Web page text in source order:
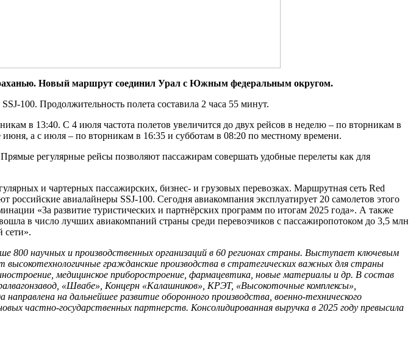
Новый маршрут соединил Урал с Южным федеральным округом.
100. Продолжительность полета составила 2 часа 55 минут.
в 13:40. С 4 июля частота полетов увеличится до двух рейсов в неделю – по вторникам в
а с июля – по вторникам в 16:35 и субботам в 08:20 по местному времени.
регулярные рейсы позволяют пассажирам совершать удобные перелеты как для
и чартерных пассажирских, бизнес- и грузовых перевозках. Маршрутная сеть Red
авиалайнеры SSJ-100. Сегодня авиакомпания эксплуатирует 20 самолетов этого
«За развитие туристических и партнёрских программ по итогам 2025 года». А также
в число лучших авиакомпаний страны среди перевозчиков с пассажиропотоком до 3,5 млн
сети».
800 научных и производственных организаций в 60 регионах страны. Выступает ключевым
высокотехнологичные гражданские производства в стратегических важных для страны
медицинское приборостроение, фармацевтика, новые материалы и др. В состав
«Швабе», Концерн «Калашников», КРЭТ, «Высокоточные комплексы»,
на дальнейшее развитие оборонного производства, военно-технического
частно-государственных партнерств. Консолидированная выручка в 2025 году превысила